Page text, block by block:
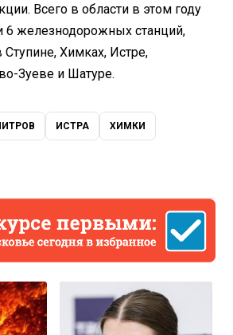
Всего в области в этом году
6 железнодорожных станций,
Химках, Истре,
Зуеве и Шатуре.
ИСТРА ХИМКИ